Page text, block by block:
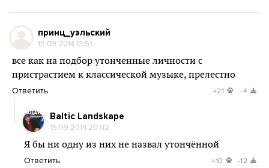
принц_уэльский
15.09.2014 13:51
все как на подбор утонченные личности с
пристрастием к классической музыке, прелестно
Ответить +21 -4
Baltic Landskape
15.09.2014 20:02
Я бы ни одну из них не назвал утончённой
Ответить +10 -12